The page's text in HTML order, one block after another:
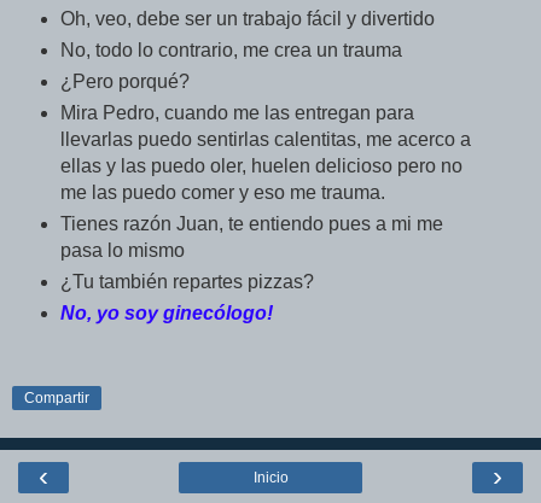
Oh, veo, debe ser un trabajo fácil y divertido
No, todo lo contrario, me crea un trauma
¿Pero porqué?
Mira Pedro, cuando me las entregan para
llevarlas puedo sentirlas calentitas, me acerco a
ellas y las puedo oler, huelen delicioso pero no
me las puedo comer y eso me trauma.
Tienes razón Juan, te entiendo pues a mi me
pasa lo mismo
¿Tu también repartes pizzas?
No, yo soy ginecólogo!
Compartir
‹ ›
Inicio